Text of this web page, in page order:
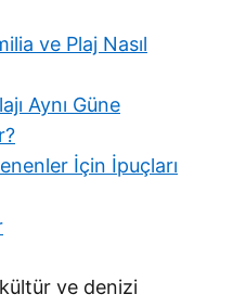
ve Plaj Nasıl
Aynı Güne
İçin İpuçları
ve denizi